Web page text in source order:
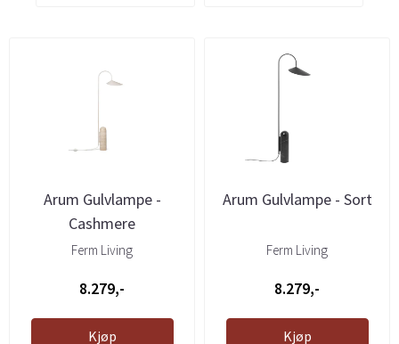
Arum Gulvlampe -
Cashmere
Ferm Living
8.279,-
Kjøp
Arum Gulvlampe - Sort
Ferm Living
8.279,-
Kjøp